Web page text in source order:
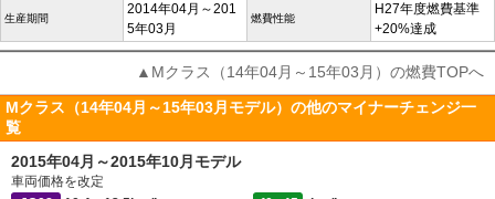
生産期間
2014年04月～201
5年03月
燃費性能
H27年度燃費基準
+20%達成
▲Mクラス（14年04月～15年03月）の燃費TOPへ
Mクラス（14年04月～15年03月モデル）の他のマイナーチェンジ一
覧
2015年04月～2015年10月モデル
車両価格を改定